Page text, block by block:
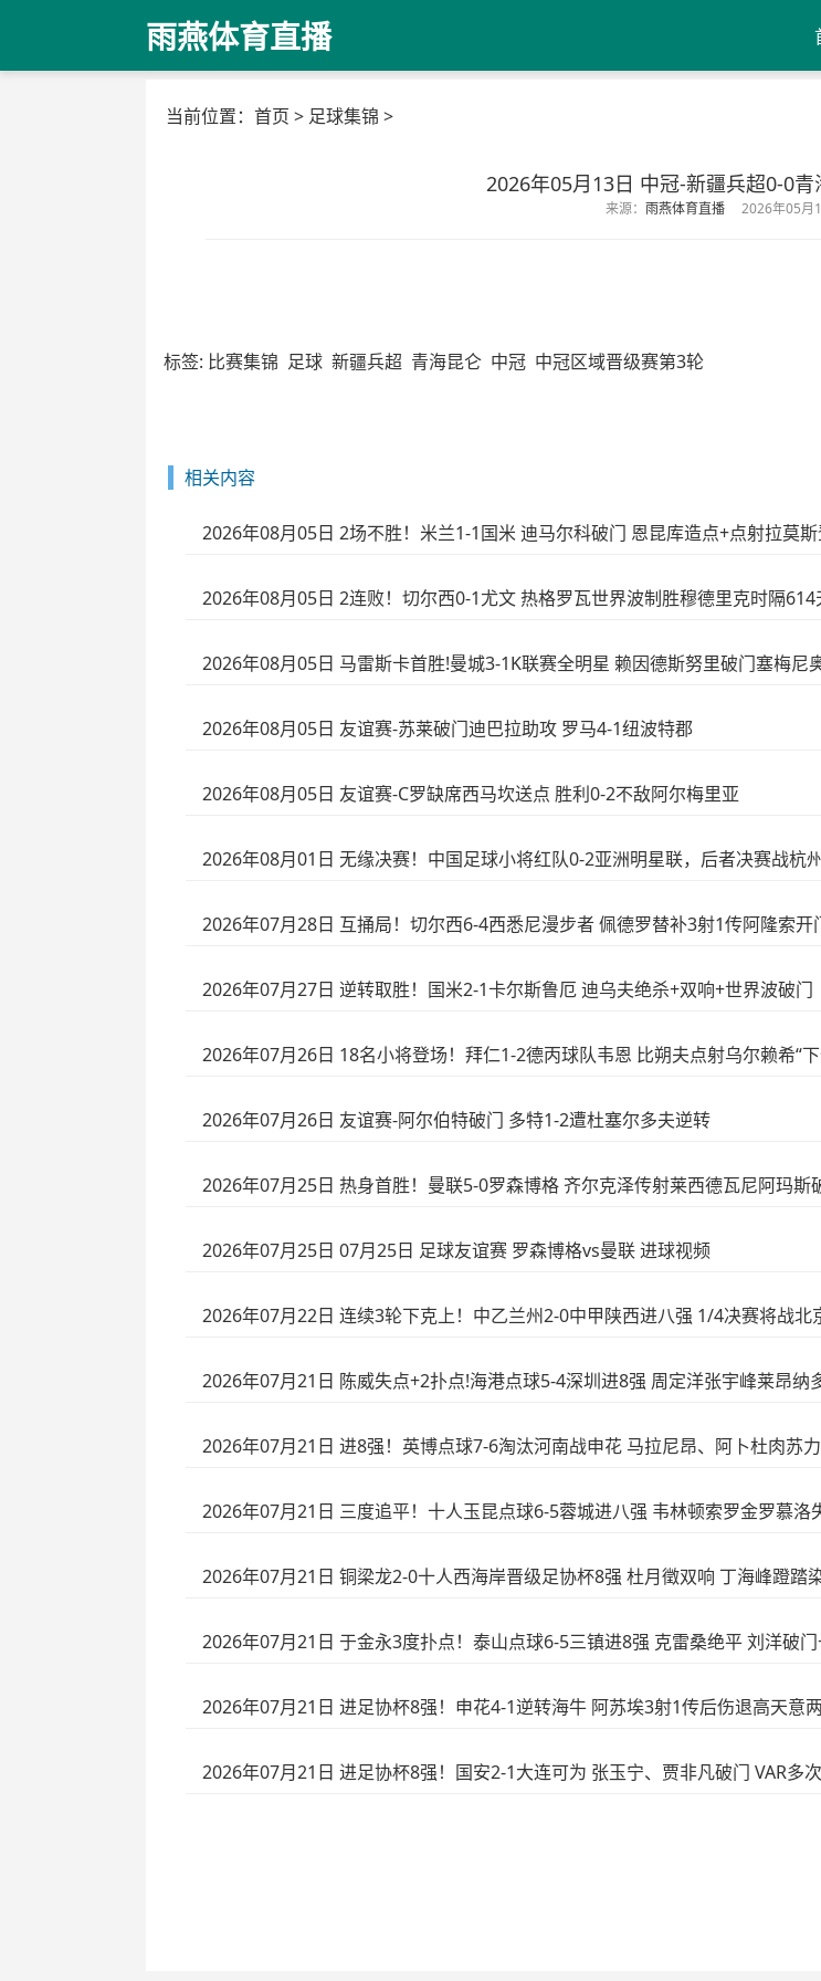
雨燕体育直播
当前位置： 首页 > 足球集锦 >
2026年05月13日 中冠-新疆兵超0-0
来源： 雨燕体育直播 2026年05月
标签: 比赛集锦 足球 新疆兵超 青海昆仑 中冠 中冠区域晋级赛第3轮
相关内容
2026年08月05日 2场不胜！米兰1-1国米 迪马尔科破门 恩昆库造点+点射拉莫
2026年08月05日 2连败！切尔西0-1尤文 热格罗瓦世界波制胜穆德里克时隔614
2026年08月05日 马雷斯卡首胜!曼城3-1K联赛全明星 赖因德斯努里破门塞梅尼
2026年08月05日 友谊赛-苏莱破门迪巴拉助攻 罗马4-1纽波特郡
2026年08月05日 友谊赛-C罗缺席西马坎送点 胜利0-2不敌阿尔梅里亚
2026年08月01日 无缘决赛！中国足球小将红队0-2亚洲明星联，后者决赛战杭
2026年07月28日 互捅局！切尔西6-4西悉尼漫步者 佩德罗替补3射1传阿隆索开
2026年07月27日 逆转取胜！国米2-1卡尔斯鲁厄 迪乌夫绝杀+双响+世界波破门
2026年07月26日 18名小将登场！拜仁1-2德丙球队韦恩 比朔夫点射乌尔赖希“
2026年07月26日 友谊赛-阿尔伯特破门 多特1-2遭杜塞尔多夫逆转
2026年07月25日 热身首胜！曼联5-0罗森博格 齐尔克泽传射莱西德瓦尼阿玛斯
2026年07月25日 07月25日 足球友谊赛 罗森博格vs曼联 进球视频
2026年07月22日 连续3轮下克上！中乙兰州2-0中甲陕西进八强 1/4决赛将战北
2026年07月21日 陈威失点+2扑点!海港点球5-4深圳进8强 周定洋张宇峰莱昂纳
2026年07月21日 进8强！英博点球7-6淘汰河南战申花 马拉尼昂、阿卜杜肉苏
2026年07月21日 三度追平！十人玉昆点球6-5蓉城进八强 韦林顿索罗金罗慕洛
2026年07月21日 铜梁龙2-0十人西海岸晋级足协杯8强 杜月徵双响 丁海峰蹬踏
2026年07月21日 于金永3度扑点！泰山点球6-5三镇进8强 克雷桑绝平 刘洋破
2026年07月21日 进足协杯8强！申花4-1逆转海牛 阿苏埃3射1传后伤退高天意
2026年07月21日 进足协杯8强！国安2-1大连可为 张玉宁、贾非凡破门 VAR多